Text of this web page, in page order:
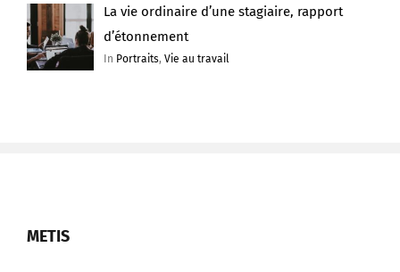
La vie ordinaire d’une stagiaire, rapport
d’étonnement
In Portraits,Vie au travail
METIS